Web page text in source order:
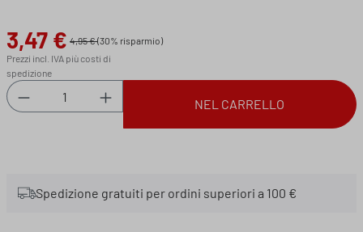
Prezzo di vendita:
3,47 € 4,95 €(30% risparmio)
Prezzi incl. IVA più costi di
spedizione
Quantità del prodotto: inserisci la quantità
NEL CARRELLO
Spedizione gratuiti per ordini superiori a 100 €